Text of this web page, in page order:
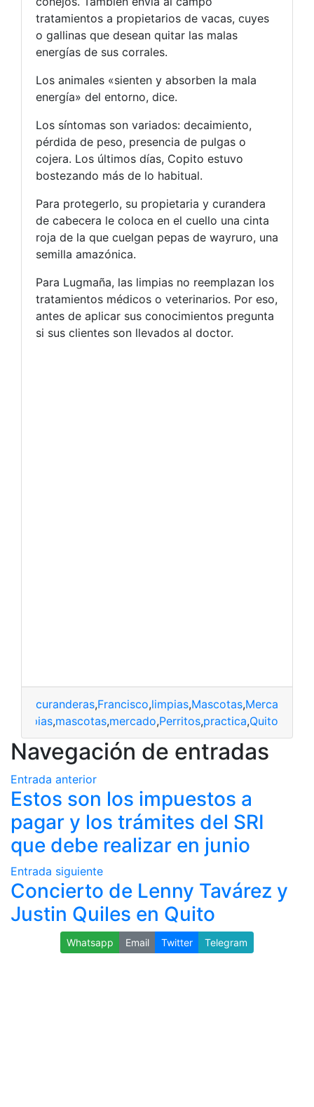
tratamientos a propietarios de vacas, cuyes
o gallinas que desean quitar las malas
energías de sus corrales.
Los animales «sienten y absorben la mala
energía» del entorno, dice.
Los síntomas son variados: decaimiento,
pérdida de peso, presencia de pulgas o
cojera. Los últimos días, Copito estuvo
bostezando más de lo habitual.
Para protegerlo, su propietaria y curandera
de cabecera le coloca en el cuello una cinta
roja de la que cuelgan pepas de wayruro, una
semilla amazónica.
Para Lugmaña, las limpias no reemplazan los
tratamientos médicos o veterinarios. Por eso,
antes de aplicar sus conocimientos pregunta
si sus clientes son llevados al doctor.
curanderas,Francisco,limpias,Mascotas,Mercado
Limpias,mascotas,mercado,Perritos,practica,Quito
Navegación de entradas
Entrada anterior
Estos son los impuestos a
pagar y los trámites del SRI
que debe realizar en junio
Entrada siguiente
Concierto de Lenny Tavárez y
Justin Quiles en Quito
Whatsapp Email Twitter Telegram